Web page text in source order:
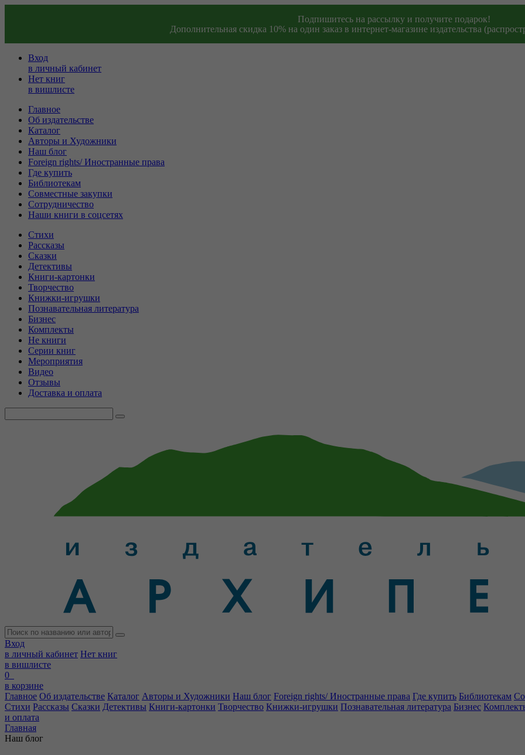
Подпишитесь на рассылку и получите подарок!
Дополнительная скидка 10% на один заказ в интернет-магазине издательства
Вход
в личный кабинет
Нет книг
в вишлисте
Главное
Об издательстве
Каталог
Авторы и Художники
Наш блог
Foreign rights/ Иностранные права
Где купить
Библиотекам
Совместные закупки
Сотрудничество
Наши книги в соцсетях
Стихи
Рассказы
Сказки
Детективы
Книги-картонки
Творчество
Книжки-игрушки
Познавательная литература
Бизнес
Комплекты
Не книги
Серии книг
Мероприятия
Видео
Отзывы
Доставка и оплата
Вход
в личный кабинет Нет книг
в вишлисте
0
в корзине
Главное Об издательстве Каталог Авторы и Художники Наш блог Foreign rights/ Иностранные права Где купить Библиотекам
Стихи Рассказы Сказки Детективы Книги-картонки Творчество Книжки-игрушки Познавательная литература Бизнес
и оплата
Главная
Наш блог